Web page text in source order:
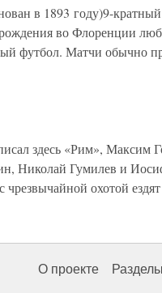
в 1893 году)9-
во Флоренции
футбол. Матчи обычно
здесь «Рим», Максим
Николай Гумилев и
чрезвычайной охотой
О проекте Разделы